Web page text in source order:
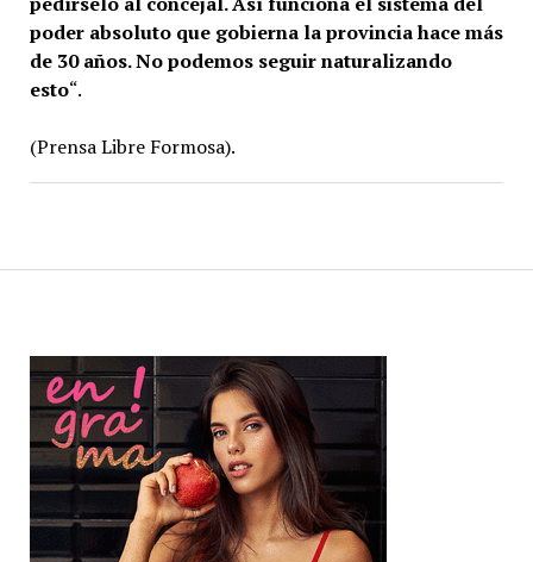
poder absoluto que gobierna la provincia hace más
de 30 años. No podemos seguir naturalizando
esto“.
(Prensa Libre Formosa).